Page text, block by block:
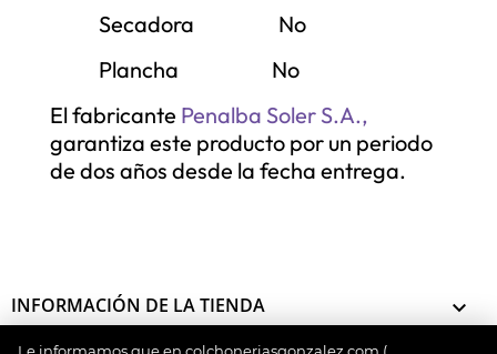
Secadora No
Plancha No
El fabricante Penalba Soler S.A.,
garantiza este producto por un periodo
de dos años desde la fecha entrega.
INFORMACIÓN DE LA TIENDA 